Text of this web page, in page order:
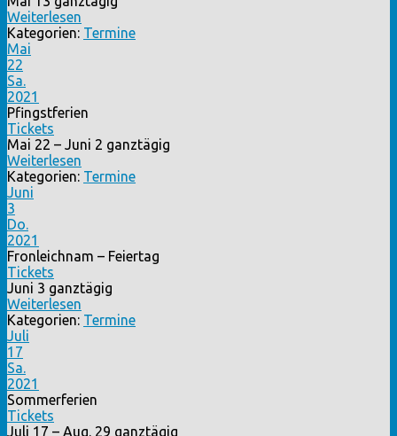
Weiterlesen
Kategorien: Termine
Mai
22
Sa.
2021
Pfingstferien
Tickets
Mai 22 – Juni 2 ganztägig
Weiterlesen
Kategorien: Termine
Juni
3
Do.
2021
Fronleichnam – Feiertag
Tickets
Juni 3 ganztägig
Weiterlesen
Kategorien: Termine
Juli
17
Sa.
2021
Sommerferien
Tickets
Juli 17 – Aug. 29 ganztägig